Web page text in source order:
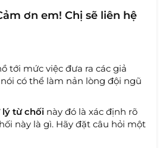
ơn em! Chị sẽ liên hệ
tới mức việc đưa ra các giả
có thể làm nản lòng đội ngũ
lý từ chối này đó là xác định rõ
này là gì. Hãy đặt câu hỏi một